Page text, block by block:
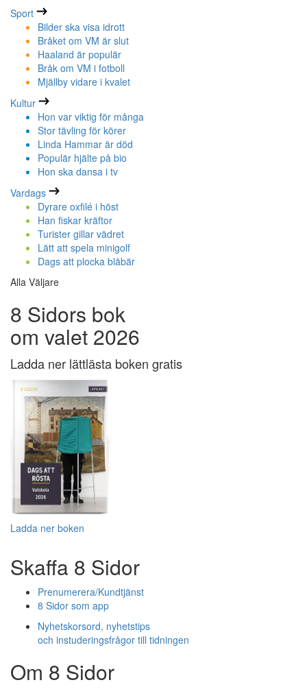
Sport
Bilder ska visa idrott
Bråket om VM är slut
Haaland är populär
Bråk om VM i fotboll
Mjällby vidare i kvalet
Kultur
Hon var viktig för många
Stor tävling för körer
Linda Hammar är död
Populär hjälte på bio
Hon ska dansa i tv
Vardags
Dyrare oxfilé i höst
Han fiskar kräftor
Turister gillar vädret
Lätt att spela minigolf
Dags att plocka blåbär
Alla Väljare
8 Sidors bok
om valet 2026
Ladda ner lättlästa boken gratis
Ladda ner boken
Skaffa 8 Sidor
Prenumerera/Kundtjänst
8 Sidor som app
Nyhetskorsord, nyhetstips
och instuderingsfrågor till tidningen
Om 8 Sidor